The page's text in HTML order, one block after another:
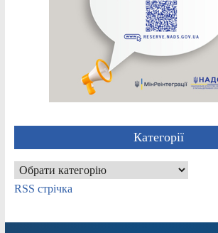
Категорії
Категорії
RSS стрічка